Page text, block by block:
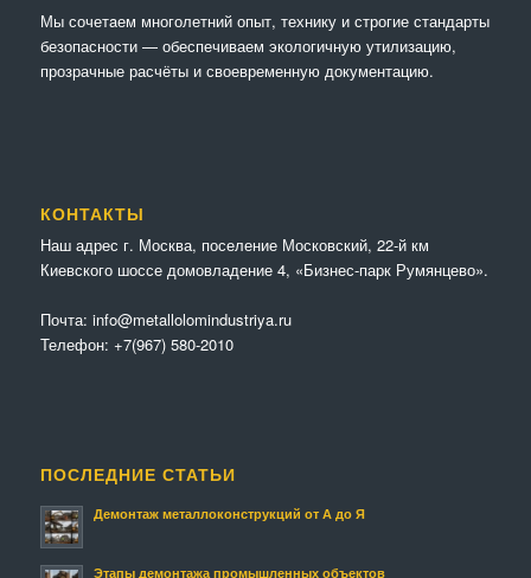
Мы сочетaем многолетний опыт, технику и строгие стандарты
безопасности — обеспечиваем экологичную утилизацию,
прозрачные расчёты и своевременную документацию.
КОНТАКТЫ
Наш адрес г. Москва, поселение Московский, 22-й км
Киевского шоссе домовладение 4, «Бизнес-парк Румянцево».
Почта: info@metallolomindustriya.ru
Телефон: +7(967) 580-2010
ПОСЛЕДНИЕ СТАТЬИ
Демонтаж металлоконструкций от А до Я
Этапы демонтажа промышленных объектов